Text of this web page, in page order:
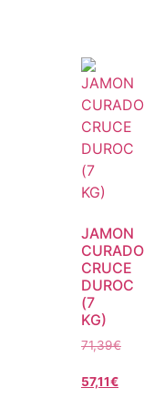
JAMON
CURADO
CRUCE
DUROC
(7
KG)
71,39€
57,11€